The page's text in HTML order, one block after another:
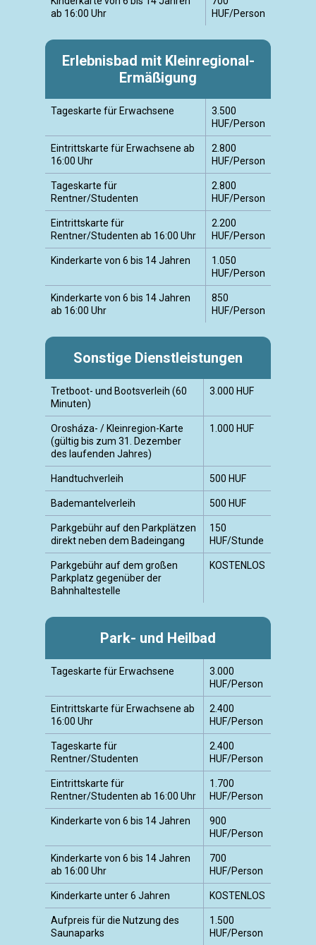
ab 16:00 Uhr
HUF/Person
Erlebnisbad mit Kleinregional-
Ermäßigung
Tageskarte für Erwachsene
3.500
HUF/Person
Eintrittskarte für Erwachsene ab
16:00 Uhr
2.800
HUF/Person
Tageskarte für
Rentner/Studenten
2.800
HUF/Person
Eintrittskarte für
Rentner/Studenten ab 16:00 Uhr
2.200
HUF/Person
Kinderkarte von 6 bis 14 Jahren
1.050
HUF/Person
Kinderkarte von 6 bis 14 Jahren
ab 16:00 Uhr
850
HUF/Person
Sonstige Dienstleistungen
Tretboot- und Bootsverleih (60
Minuten)
3.000 HUF
Orosháza- / Kleinregion-Karte
(gültig bis zum 31. Dezember
des laufenden Jahres)
1.000 HUF
Handtuchverleih 500 HUF
Bademantelverleih 500 HUF
Parkgebühr auf den Parkplätzen
direkt neben dem Badeingang
150
HUF/Stunde
Parkgebühr auf dem großen
Parkplatz gegenüber der
Bahnhaltestelle
KOSTENLOS
Park- und Heilbad
Tageskarte für Erwachsene
3.000
HUF/Person
Eintrittskarte für Erwachsene ab
16:00 Uhr
2.400
HUF/Person
Tageskarte für
Rentner/Studenten
2.400
HUF/Person
Eintrittskarte für
Rentner/Studenten ab 16:00 Uhr
1.700
HUF/Person
Kinderkarte von 6 bis 14 Jahren
900
HUF/Person
Kinderkarte von 6 bis 14 Jahren
ab 16:00 Uhr
700
HUF/Person
Kinderkarte unter 6 Jahren KOSTENLOS
Aufpreis für die Nutzung des
Saunaparks
1.500
HUF/Person